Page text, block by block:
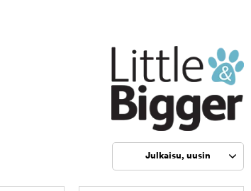
Julkaisu, uusin